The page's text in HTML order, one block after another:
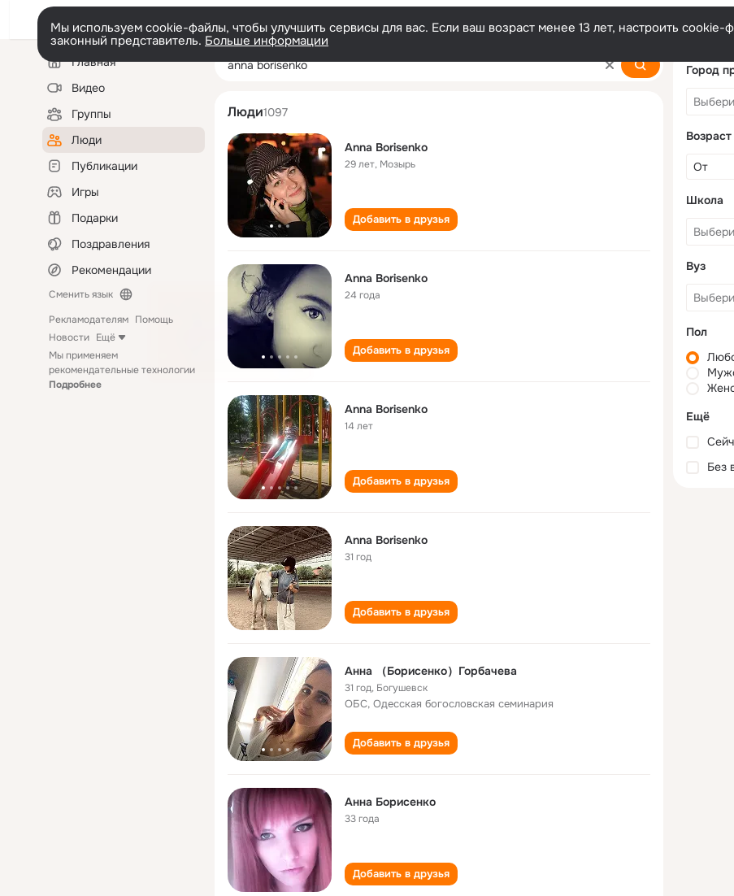
Мы используем cookie-файлы, чтобы улучшить сервисы для вас. Если ваш возраст менее 13 лет, настроить
законный представитель. Больше информации
Левая
колонкаГлавная
Видео
Группы
Люди
Публикации
Игры
Подарки
Поздравления
Рекомендации
Сменить язык
Рекламодателям Помощь
Новости Ещё
Мы применяем
рекомендательные технологии
Подробнее
anna borisenko
Люди1097
Anna Borisenko
29 лет, Мозырь
Добавить в друзья
Anna Borisenko
24 года
Добавить в друзья
Anna Borisenko
14 лет
Добавить в друзья
Anna Borisenko
31 год
Добавить в друзья
Анна （Борисенко）Горбачева
31 год, Богушевск
ОБС, Одесская богословская семинария
Добавить в друзья
Анна Борисенко
33 года
Добавить в друзья
Город
Возраст
Школа
Вуз
Пол
Ещё
Без